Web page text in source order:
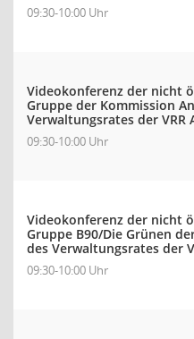
09:30-10:00 Uhr
Videokonferenz der nicht
Gruppe der Kommission
Verwaltungsrates der VRR
09:30-10:00 Uhr
Videokonferenz der nicht
Gruppe B90/Die Grünen
des Verwaltungsrates der
09:30-10:00 Uhr